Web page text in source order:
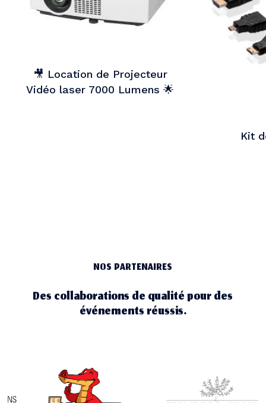
🎥 Location de Projecteur
Vidéo laser 7000 Lumens 🌟
Kit
NOS PARTENAIRES
Des collaborations de qualité pour des
événements réussis.